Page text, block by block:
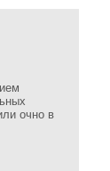
очно в